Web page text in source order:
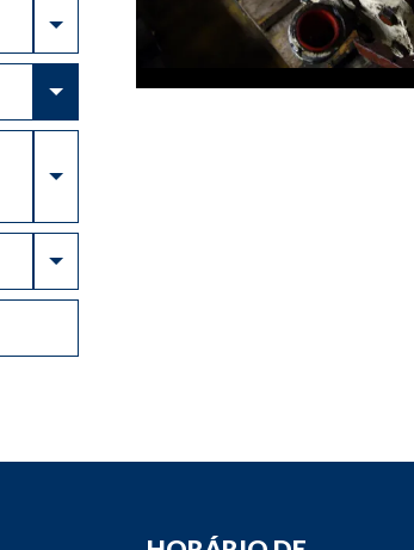
Toggle Dropdown
Toggle Dropdown
Toggle Dropdown
Toggle Dropdown